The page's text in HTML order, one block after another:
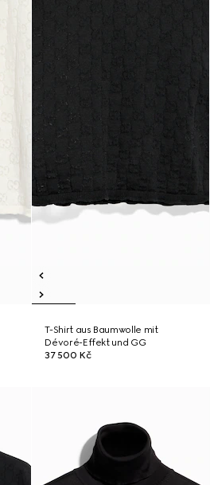
T-Shirt aus Baumwolle mit
Dévoré-Effekt und GG
37 500 Kč